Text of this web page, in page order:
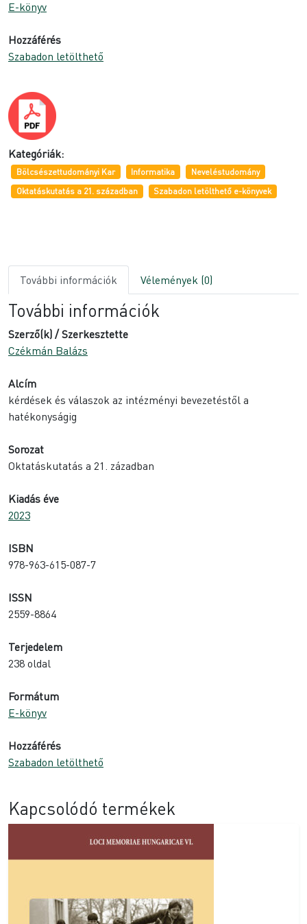
E-könyv
Hozzáférés
Szabadon letölthető
Kategóriák:
Bölcsészettudományi Kar Informatika
Neveléstudomány
Oktatáskutatás a 21. században
Szabadon letölthető e-könyvek
További információk Vélemények (0)
További információk
Szerző(k) / Szerkesztette
Czékmán Balázs
Alcím
kérdések és válaszok az intézményi bevezetéstől a
hatékonyságig
Sorozat
Oktatáskutatás a 21. zázadban
Kiadás éve
2023
ISBN
978-963-615-087-7
ISSN
2559-8864
Terjedelem
238 oldal
Formátum
E-könyv
Hozzáférés
Szabadon letölthető
Kapcsolódó termékek